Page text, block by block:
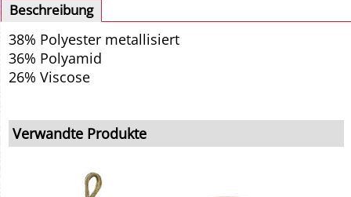
Beschreibung
38% Polyester metallisiert
36% Polyamid
26% Viscose
Verwandte Produkte